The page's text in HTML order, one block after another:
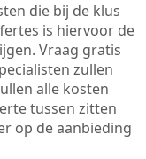
die bij de klus
is hiervoor de
Vraag gratis
zullen
alle kosten
tussen zitten
op de aanbieding